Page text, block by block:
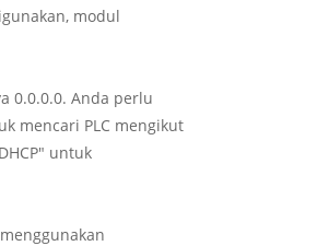
modul
0.0.0.0. Anda perlu
mencari PLC mengikut
untuk